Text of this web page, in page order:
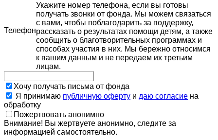
Телефон
Укажите номер телефона, если вы готовы
получать звонки от фонда. Мы можем связаться
с вами, чтобы поблагодарить за поддержку,
рассказать о результатах помощи детям, а также
сообщить о благотворительных программах и
способах участия в них. Мы бережно относимся
к вашим данным и не передаем их третьим
лицам.
Хочу получать письма от фонда
Я принимаю публичную оферту и даю согласие на
обработку
Пожертвовать анонимно
Внимание! Вы жертвуете анонимно, следите за
информацией самостоятельно.